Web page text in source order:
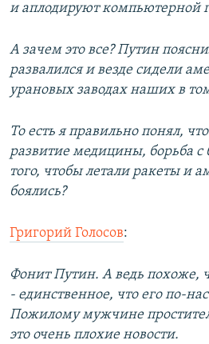
и аплодируют компьютерной
А зачем это все? Путин
развалился и везде сидели
урановых заводах наших в
То есть я правильно понял,
развитие медицины, борьба с
того, чтобы летали ракеты и
боялись?
Григорий Голосов:
Фонит Путин. А ведь похоже,
- единственное, что его по-
Пожилому мужчине
это очень плохие новости.